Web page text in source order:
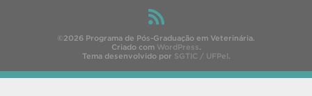
©2026 Programa de Pós-Graduação em Veterinária.
Criado com WordPress.
Tema desenvolvido por SGTIC / UFPel.